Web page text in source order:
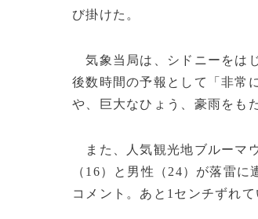
び掛けた。
気象当局は、シドニーをは
後数時間の予報として「非常
や、巨大なひょう、豪雨をも
また、人気観光地ブルーマ
（16）と男性（24）が落雷
コメント。あと1センチずれ